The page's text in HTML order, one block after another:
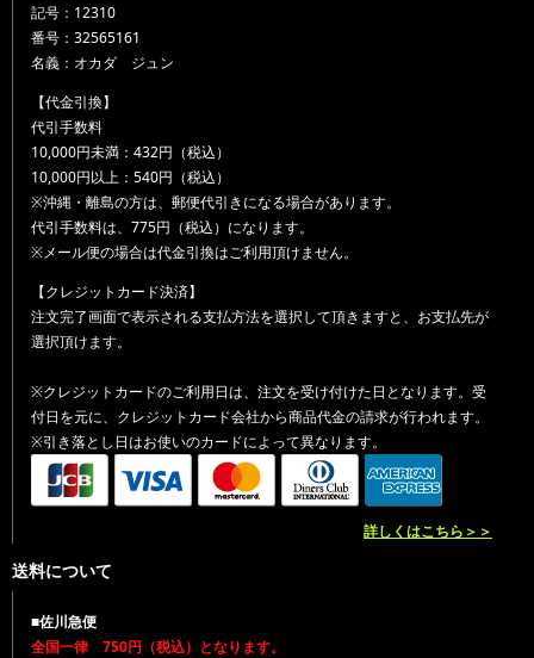
記号：12310
番号：32565161
名義：オカダ ジュン
【代金引換】
代引手数料
10,000円未満：432円（税込）
10,000円以上：540円（税込）
※沖縄・離島の方は、郵便代引きになる場合があります。
代引手数料は、775円（税込）になります。
※メール便の場合は代金引換はご利用頂けません。
【クレジットカード決済】
注文完了画面で表示される支払方法を選択して頂きますと、お支払先が
選択頂けます。
※クレジットカードのご利用日は、注文を受け付けた日となります。受
付日を元に、クレジットカード会社から商品代金の請求が行われます。
※引き落とし日はお使いのカードによって異なります。
詳しくはこちら＞＞
送料について
■佐川急便
全国一律 750円（税込）となります。